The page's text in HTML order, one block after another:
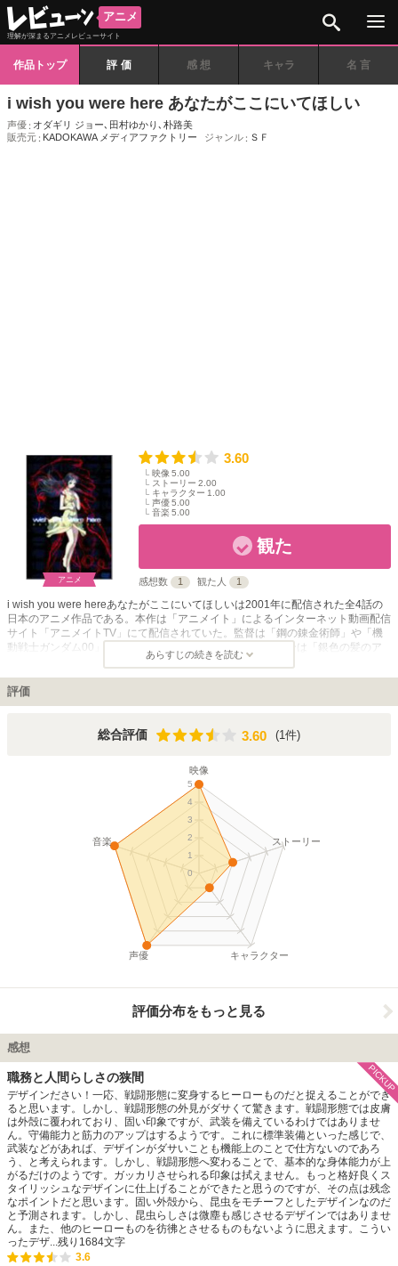
アニメ
理解が深まるアニメレビューサイト
作品トップ 評価 感想 キャラ 名言
i wish you were here あなたがここにいてほしい
声優 オダギリ ジョー､ 田村ゆかり､ 朴路美
販売元
KADOKAWA メディアファクトリー ジャンル ＳＦ
アニメ
3.60
映像 5.00
ストーリー 2.00
キャラクター 1.00
声優5.00
音楽5.00
観た
感想数 1 観た人 1
i wish you were hereあなたがここにいてほしいは2001年に配信された全4話の
日本のアニメ作品である。本作は「アニメイト」によるインターネット動画配信
サイト「アニメイトTV」にて配信されていた。監督は「鋼の錬金術師」や「機
動戦士ガンダム00」を手掛けた水島精二で、アニメーションは「銀色の髪のア
ギト」や「ラストエグザイル-銀翼のファム-」を手掛けた『GONZO』と『ディ
ジメーション』との共同制作作品である。 主要声優キャストには主人公の田宮
ユウジ役をオダギリジョー、アイ役を田村ゆかり、工藤甫役を玄田哲章が演じ、
その他には三石琴乃、郷里大輔、飛田展男、平田広明、小西克幸らがキャストと
間をモンスターに変えてしまうウイルス「M34」を撲滅させるための奮闘を描い
あらすじの続きを読む
評価
総合評価 3.60
3.60 (1件)
映像
ストーリー
キャラクター
声優
音楽
0
1
2
3
4
5
評価分布をもっと見る
感想
職務と人間らしさの狭間
デザインださい！一応、戦闘形態に変身するヒーローものだと捉えることができ
ると思います。しかし、戦闘形態の外見がダサくて驚きます。戦闘形態では皮膚
は外殻に覆われており、固い印象ですが、武装を備えているわけではありませ
ん。守備能力と筋力のアップはするようです。これに標準装備といった感じで、
武装などがあれば、デザインがダサいことも機能上のことで仕方ないのであろ
う、と考えられます。しかし、戦闘形態へ変わることで、基本的な身体能力が上
がるだけのようです。ガッカリさせられる印象は拭えません。もっと格好良くス
タイリッシュなデザインに仕上げることができたと思うのですが、その点は残念
なポイントだと思います。固い外殻から、昆虫をモチーフとしたデザインなのだ
と予測されます。しかし、昆虫らしさは微塵も感じさせるデザインではありませ
ん。また、他のヒーローものを彷彿とさせるものもないように思えます。こうい
ったデザ...残り 1684文字
3.6
PICKUP